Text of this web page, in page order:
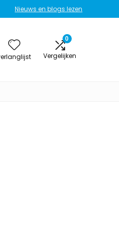
Nieuws en blogs lezen
0
Vergelijken